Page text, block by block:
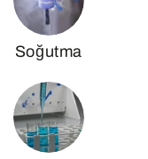
Soğutma